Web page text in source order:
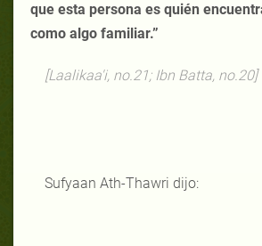
que esta persona es quién
como algo familiar.”
[Laalikaa'i, no.21; Ibn Batta, no.20]
Sufyaan Ath-Thawri dijo: